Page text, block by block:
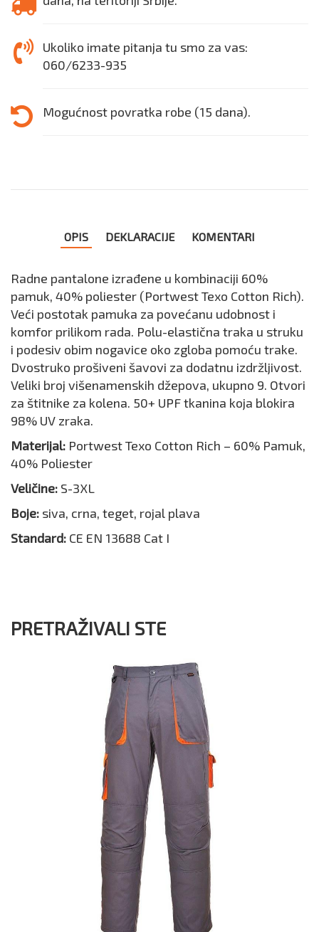
Ukoliko imate pitanja tu smo za vas:
060/6233-935
Mogućnost povratka robe (15 dana).
OPIS DEKLARACIJE KOMENTARI
Radne pantalone izrađene u kombinaciji 60%
pamuk, 40% poliester (Portwest Texo Cotton Rich).
Veći postotak pamuka za povećanu udobnost i
komfor prilikom rada. Polu-elastična traka u struku
i podesiv obim nogavice oko zgloba pomoću trake.
Dvostruko prošiveni šavovi za dodatnu izdržljivost.
Veliki broj višenamenskih džepova, ukupno 9. Otvori
za štitnike za kolena. 50+ UPF tkanina koja blokira
98% UV zraka.
Materijal: Portwest Texo Cotton Rich – 60% Pamuk,
40% Poliester
Veličine: S-3XL
Boje: siva, crna, teget, rojal plava
Standard: CE EN 13688 Cat I
PRETRAŽIVALI STE